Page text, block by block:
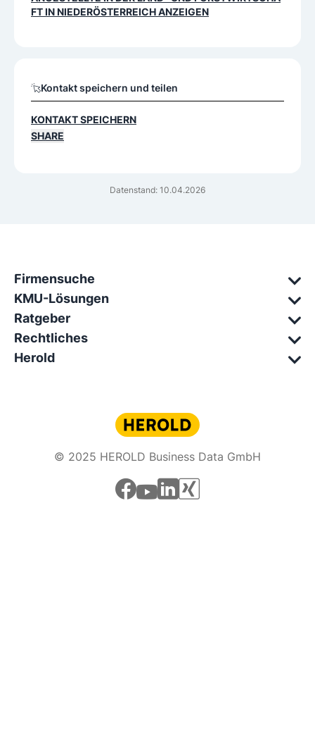
Datenstand: 10.04.2026
FT IN NIEDERÖSTERREICHANZEIGEN
Kontakt speichern und teilen
KONTAKT SPEICHERN
SHARE
Firmensuche
KMU-Lösungen
Ratgeber
Rechtliches
Herold
© 2025 HEROLD Business Data GmbH